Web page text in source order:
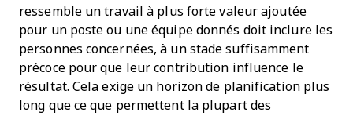
ressemble un travail à plus forte valeur ajoutée
pour un poste ou une équipe donnés doit inclure les
personnes concernées, à un stade suffisamment
précoce pour que leur contribution influence le
résultat. Cela exige un horizon de planification plus
long que ce que permettent la plupart des